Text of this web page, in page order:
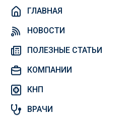
ГЛАВНАЯ
НОВОСТИ
ПОЛЕЗНЫЕ СТАТЬИ
КОМПАНИИ
КНП
ВРАЧИ